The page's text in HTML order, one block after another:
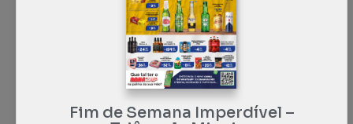
Fim de Semana Imperdível –